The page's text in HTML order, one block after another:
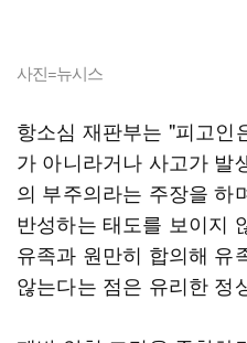
사진=뉴시스
항소심 재판부는 "피고인
가 아니라거나 사고가 발
의 부주의라는 주장을 하
반성하는 태도를 보이지
유족과 원만히 합의해 유
않는다는 점은 유리한 정